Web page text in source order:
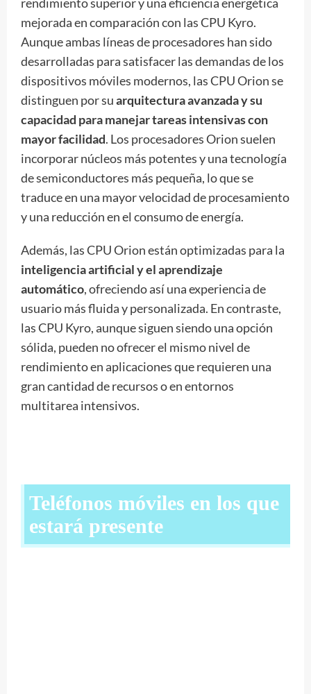
mejorada en comparación con las CPU Kyro.
Aunque ambas líneas de procesadores han sido
desarrolladas para satisfacer las demandas de los
dispositivos móviles modernos, las CPU Orion se
distinguen por suarquitectura avanzada y su
capacidad para manejar tareas intensivas con
mayor facilidad. Los procesadores Orion suelen
incorporar núcleos más potentes y una tecnología
de semiconductores más pequeña, lo que se
traduce en una mayor velocidad de procesamiento
y una reducción en el consumo de energía.
Además, las CPU Orion están optimizadas para la
inteligencia artificial y el aprendizaje
automático, ofreciendo así una experiencia de
usuario más fluida y personalizada. En contraste,
las CPU Kyro, aunque siguen siendo una opción
sólida, pueden no ofrecer el mismo nivel de
rendimiento en aplicaciones que requieren una
gran cantidad de recursos o en entornos
multitarea intensivos.
Teléfonos móviles en los que
estará presente